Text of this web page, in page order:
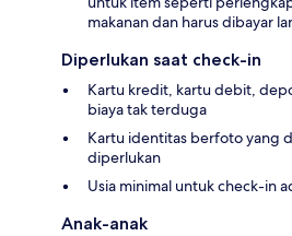
makanan dan harus dibayar
Diperlukan saat check-in
Kartu kredit, kartu debit,
biaya tak terduga
Kartu identitas berfoto yang
diperlukan
Usia minimal untuk check-in
Anak-anak